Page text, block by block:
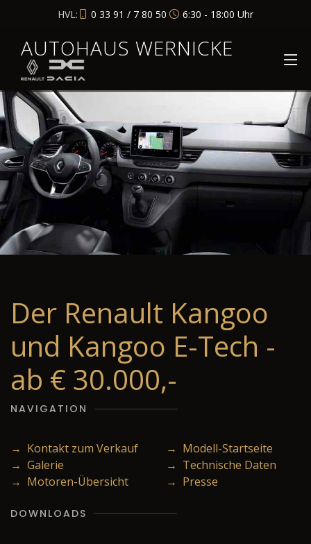
HVL: 0 33 91 / 7 80 50 6:30 - 18:00 Uhr
AUTOHAUS WERNICKE
Der Renault Kangoo
und Kangoo E-Tech -
ab € 30.000,-
NAVIGATION
→ Kontakt zum Verkauf
→ Modell-Startseite
→ Galerie
→ Technische Daten
→ Motoren-Übersicht
→ Presse
DOWNLOADS